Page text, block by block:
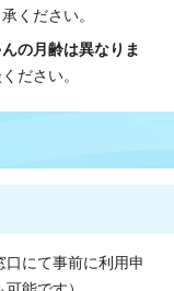
ください。
の月齢は異なりま
ださい。
にて事前に利用申